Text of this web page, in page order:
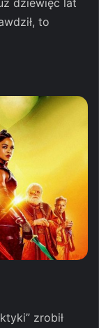
to
zrobił